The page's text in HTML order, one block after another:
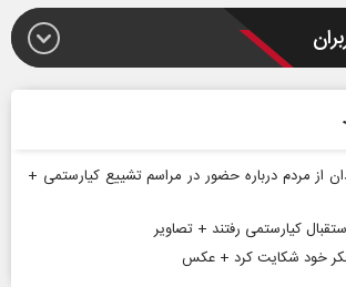
از مردم درباره حضور در مراسم تشییع کیارستمی +
کیارستمی رفتند + تصاویر
خود شکایت کرد + عکس